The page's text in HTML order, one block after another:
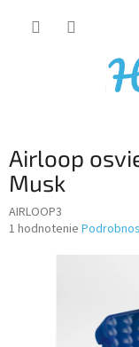
Airloop
Musk
AIRLOOP3
Priemerné
1 hodnotenie